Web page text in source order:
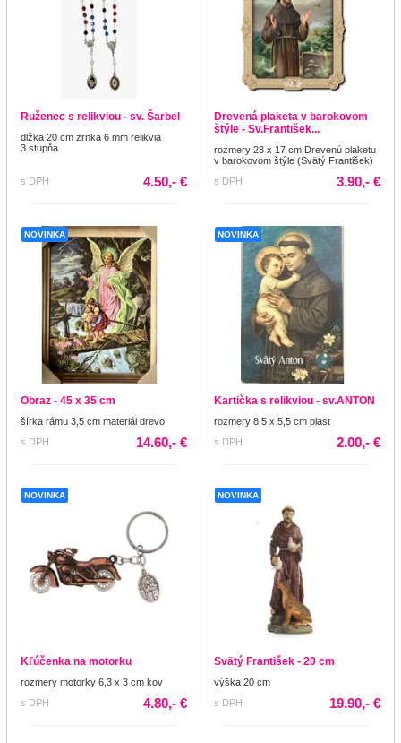
Ruženec s relikviou - sv. Šarbel
dlžka 20 cm zrnka 6 mm relikvia
3.stupňa
s DPH 4.50,- €
Drevená plaketa v barokovom
štýle - Sv.František...
rozmery 23 x 17 cm Drevenú plaketu
v barokovom štýle (Svätý František)
s DPH
3.90,- €
NOVINKA
Obraz - 45 x 35 cm
šírka rámu 3,5 cm materiál drevo
s DPH
14.60,- €
NOVINKA
Kartička s relikviou - sv.ANTON
rozmery 8,5 x 5,5 cm plast
s DPH
2.00,- €
NOVINKA
Kľúčenka na motorku
rozmery motorky 6,3 x 3 cm kov
s DPH
4.80,- €
NOVINKA
Svätý František - 20 cm
výška 20 cm
s DPH
19.90,- €